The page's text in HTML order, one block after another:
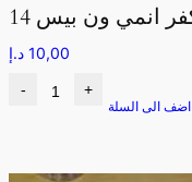
10,00 د.إ
- +
اضف الى السلة